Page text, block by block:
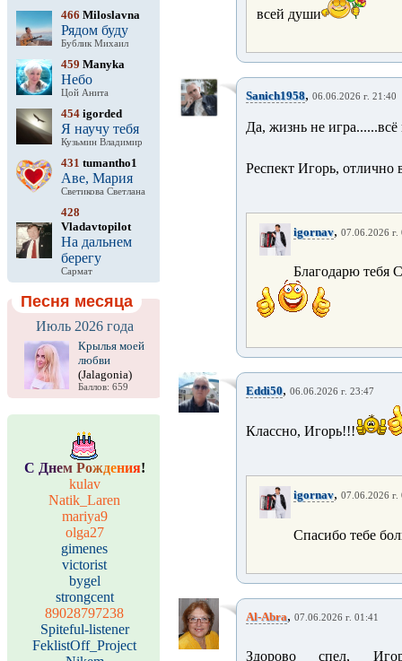
466 Miloslavna
Рядом буду
Бублик Михаил
459 Manyka
Небо
Цой Анита
454 igorded
Я научу тебя
Кузьмин Владимир
431 tumantho1
Аве, Мария
Светикова Светлана
428
Vladavtopilot
На дальнем
берегу
Сармат
Песня месяца
Июль 2026 года
Крылья моей
любви
(Jalagonia)
Баллов: 659
С Днем Рождения!
kulav
Natik_Laren
mariya9
olga27
gimenes
victorist
bygel
strongcent
89028797238
Spiteful-listener
FeklistOff_Project
всей души
Sanich1958, 06.06.2026 г. 21:40
Да, жизнь не
Респект Игорь,
igornav, 07.06.2026 г.
Благодарю тебя
Eddi50, 06.06.2026 г. 23:47
Классно, Игорь!!!
igornav, 07.06.2026 г.
Спасибо тебе
Al-Abra, 07.06.2026 г. 01:41
Здорово спел,